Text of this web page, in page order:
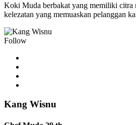
Koki Muda berbakat yang memiliki citra
kelezatan yang memuaskan pelanggan
Follow
Kang Wisnu